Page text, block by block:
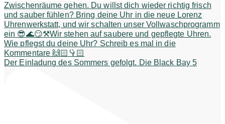
Der Einladung des Sommers gefolgt. Die Black Bay 5